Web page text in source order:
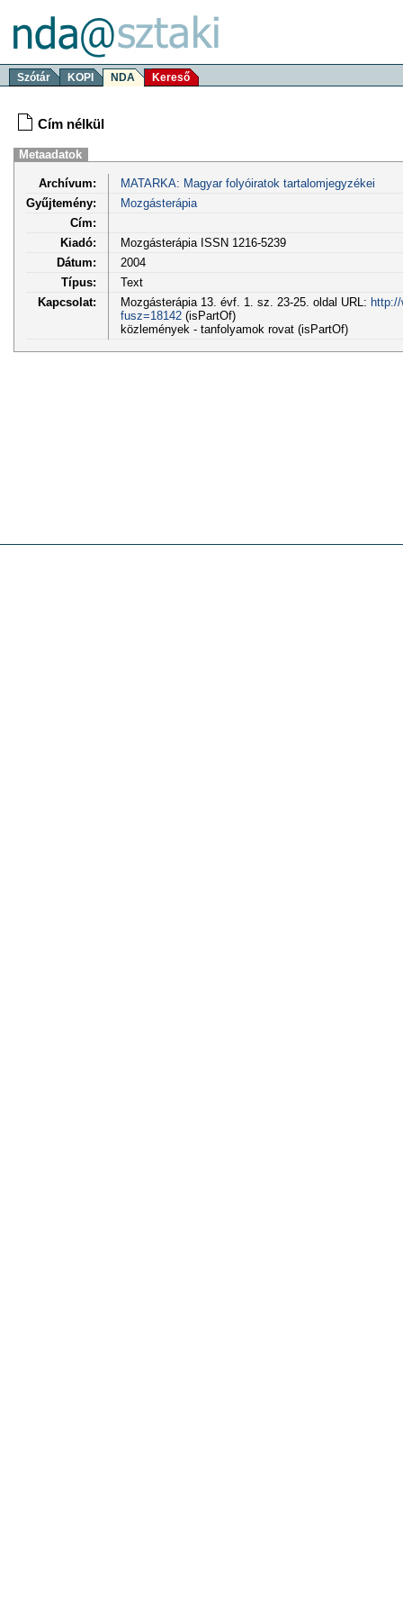
Szótár KOPI NDA Kereső
Cím nélkül
Metaadatok
Archívum:
MATARKA: Magyar folyóiratok tartalomjegyzékei
Gyűjtemény:
Mozgásterápia
Cím:
Kiadó:
Mozgásterápia ISSN 1216-5239
Dátum:
2004
Típus:
Text
Kapcsolat:
Mozgásterápia 13. évf. 1. sz. 23-25. oldal URL:
fusz=18142(isPartOf)
közlemények - tanfolyamok rovat (isPartOf)